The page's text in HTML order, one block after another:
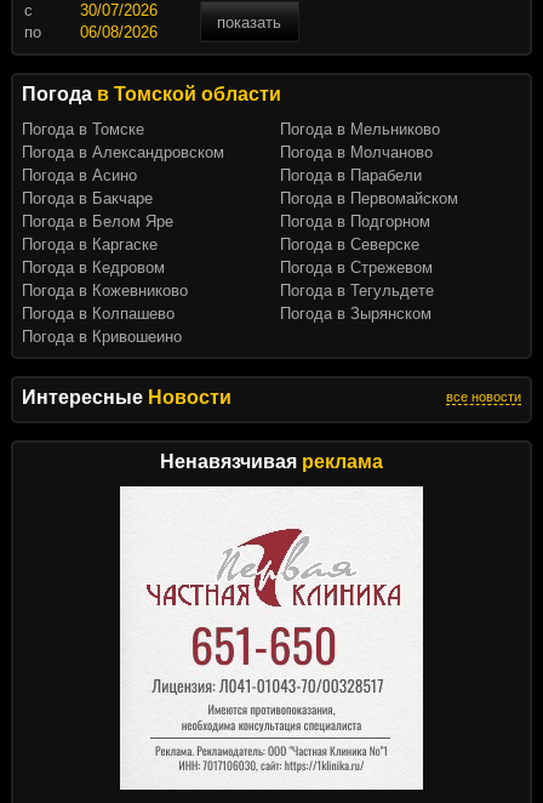
Интересные Новости все новости
Ненавязчивая реклама
c
показать
по
Погода в Томской области
Погода в Томске
Погода в Александровском
Погода в Асино
Погода в Бакчаре
Погода в Белом Яре
Погода в Каргаске
Погода в Кедровом
Погода в Кожевниково
Погода в Колпашево
Погода в Кривошеино
Погода в Мельниково
Погода в Молчаново
Погода в Парабели
Погода в Первомайском
Погода в Подгорном
Погода в Северске
Погода в Стрежевом
Погода в Тегульдете
Погода в Зырянском